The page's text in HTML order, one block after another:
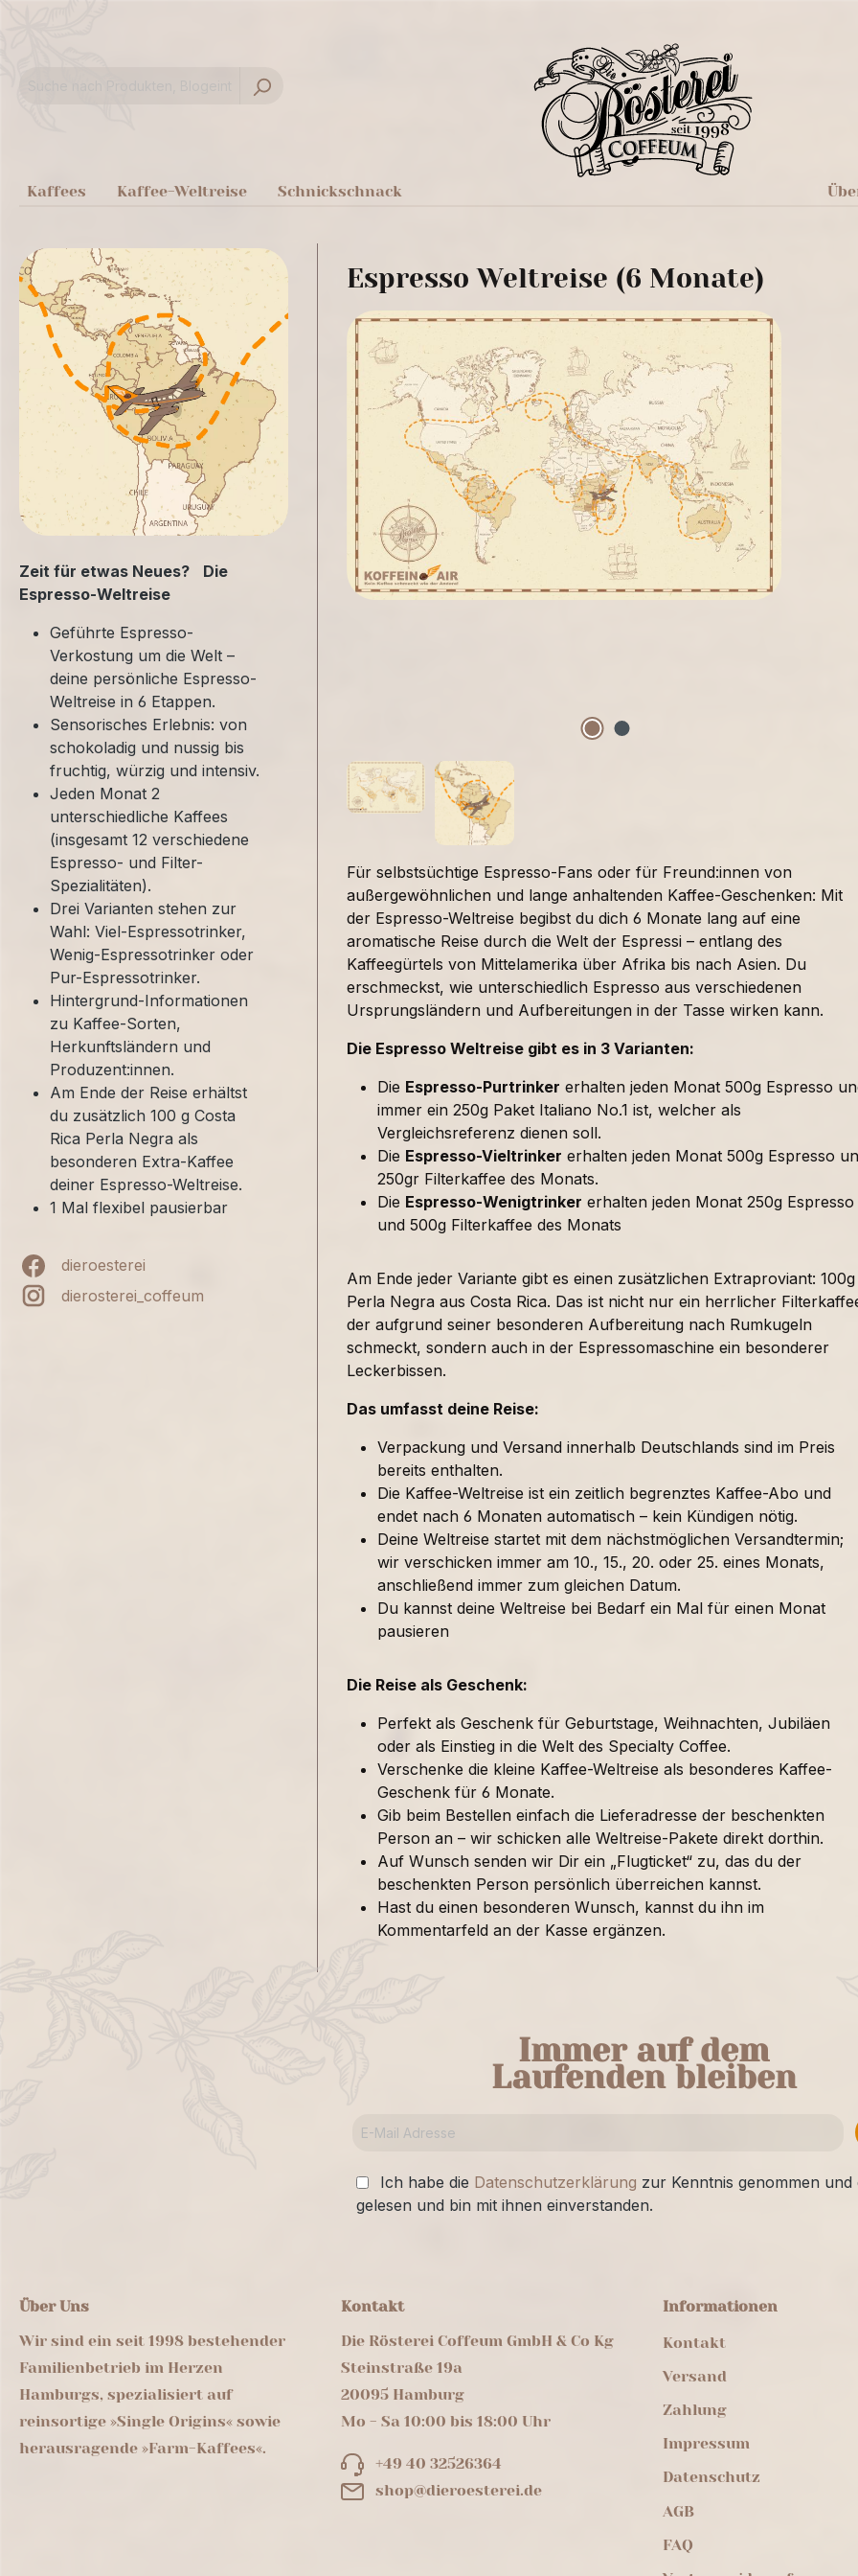
Kaffees Kaffee-Weltreise Schnickschnack
Zeit für etwas Neues? Die
Espresso-Weltreise
Geführte Espresso-
Verkostung um die Welt –
deine persönliche Espresso-
Weltreise in 6 Etappen.
Sensorisches Erlebnis: von
schokoladig und nussig bis
fruchtig, würzig und intensiv.
Jeden Monat 2
unterschiedliche Kaffees
(insgesamt 12 verschiedene
Espresso- und Filter-
Spezialitäten).
Drei Varianten stehen zur
Wahl: Viel-Espressotrinker,
Wenig-Espressotrinker oder
Pur-Espressotrinker.
Hintergrund-Informationen
zu Kaffee-Sorten,
Herkunftsländern und
Produzent:innen.
Am Ende der Reise erhältst
du zusätzlich 100 g Costa
Rica Perla Negra als
besonderen Extra-Kaffee
deiner Espresso-Weltreise.
1 Mal flexibel pausierbar
dieroesterei
dierosterei_coffeum
Espresso Weltreise (6 Monate)
Für selbstsüchtige Espresso-Fans oder für Freund:innen von
außergewöhnlichen und lange anhaltenden Kaffee-Geschenken: Mit
der Espresso-Weltreise begibst du dich 6 Monate lang auf eine
aromatische Reise durch die Welt der Espressi – entlang des
Kaffeegürtels von Mittelamerika über Afrika bis nach Asien. Du
erschmeckst, wie unterschiedlich Espresso aus verschiedenen
Ursprungsländern und Aufbereitungen in der Tasse wirken kann.
Die Espresso Weltreise gibt es in 3 Varianten:
Die Espresso-Purtrinker erhalten jeden Monat 500g Espresso
immer ein 250g Paket Italiano No.1 ist, welcher als
Vergleichsreferenz dienen soll.
Die Espresso-Vieltrinker erhalten jeden Monat 500g Espresso
250gr Filterkaffee des Monats.
Die Espresso-Wenigtrinker erhalten jeden Monat 250g Espresso
und 500g Filterkaffee des Monats
Am Ende jeder Variante gibt es einen zusätzlichen Extraproviant: 100g
Perla Negra aus Costa Rica. Das ist nicht nur ein herrlicher
der aufgrund seiner besonderen Aufbereitung nach Rumkugeln
schmeckt, sondern auch in der Espressomaschine ein besonderer
Leckerbissen.
Das umfasst deine Reise:
Verpackung und Versand innerhalb Deutschlands sind im Preis
bereits enthalten.
Die Kaffee-Weltreise ist ein zeitlich begrenztes Kaffee-Abo und
endet nach 6 Monaten automatisch – kein Kündigen nötig.
Deine Weltreise startet mit dem nächstmöglichen Versandtermin;
wir verschicken immer am 10., 15., 20. oder 25. eines Monats,
anschließend immer zum gleichen Datum.
Du kannst deine Weltreise bei Bedarf ein Mal für einen Monat
pausieren
Die Reise als Geschenk:
Perfekt als Geschenk für Geburtstage, Weihnachten, Jubiläen
oder als Einstieg in die Welt des Specialty Coffee.
Verschenke die kleine Kaffee-Weltreise als besonderes Kaffee-
Geschenk für 6 Monate.
Gib beim Bestellen einfach die Lieferadresse der beschenkten
Person an – wir schicken alle Weltreise-Pakete direkt dorthin.
Auf Wunsch senden wir Dir ein „Flugticket“ zu, das du der
beschenkten Person persönlich überreichen kannst.
Hast du einen besonderen Wunsch, kannst du ihn im
Kommentarfeld an der Kasse ergänzen.
Immer auf dem
Laufenden bleiben
Ich habe die Datenschutzerklärung zur Kenntnis genommen
gelesen und bin mit ihnen einverstanden.
Über Uns
Wir sind ein seit 1998 bestehender
Familienbetrieb im Herzen
Hamburgs, spezialisiert auf
reinsortige »Single Origins« sowie
herausragende »Farm-Kaffees«.
Kontakt
Die Rösterei Coffeum GmbH & Co Kg
Steinstraße 19a
20095 Hamburg
Mo - Sa 10:00 bis 18:00 Uhr
+49 40 32526364
shop@dieroesterei.de
Informationen
Kontakt
Versand
Zahlung
Impressum
Datenschutz
AGB
FAQ